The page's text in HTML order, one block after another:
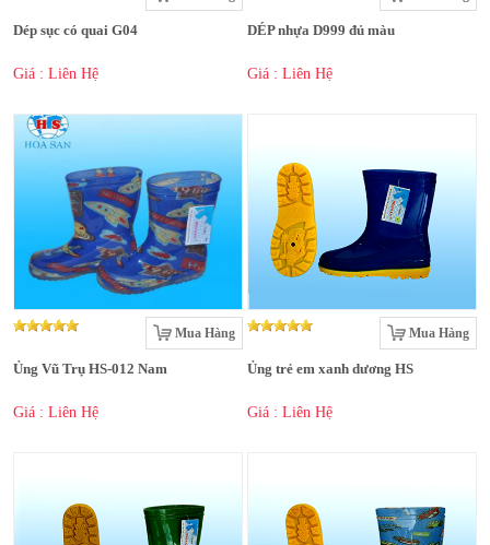
Dép sục có quai G04
Giá : Liên Hệ
DÉP nhựa D999 đủ màu
Giá : Liên Hệ
Mua Hàng
Ủng Vũ Trụ HS-012 Nam
Giá : Liên Hệ
Mua Hàng
Ủng trẻ em xanh dương HS
Giá : Liên Hệ